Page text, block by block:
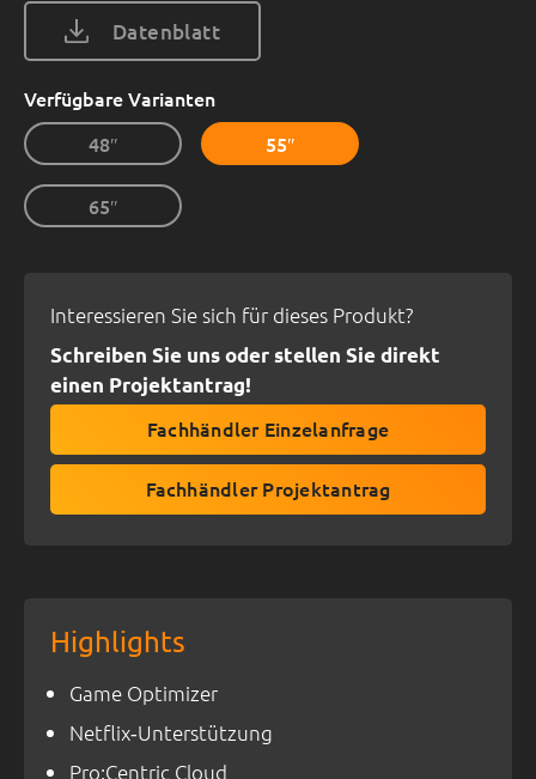
Datenblatt
Verfügbare Varianten
48″
55″
65″
Interessieren Sie sich für dieses Produkt?
Schreiben Sie uns oder stellen Sie direkt
einen Projektantrag!
Fachhändler Einzelanfrage
Fachhändler Projektantrag
Highlights
Game Optimizer
Netflix‑Unterstützung
Pro:Centric Cloud